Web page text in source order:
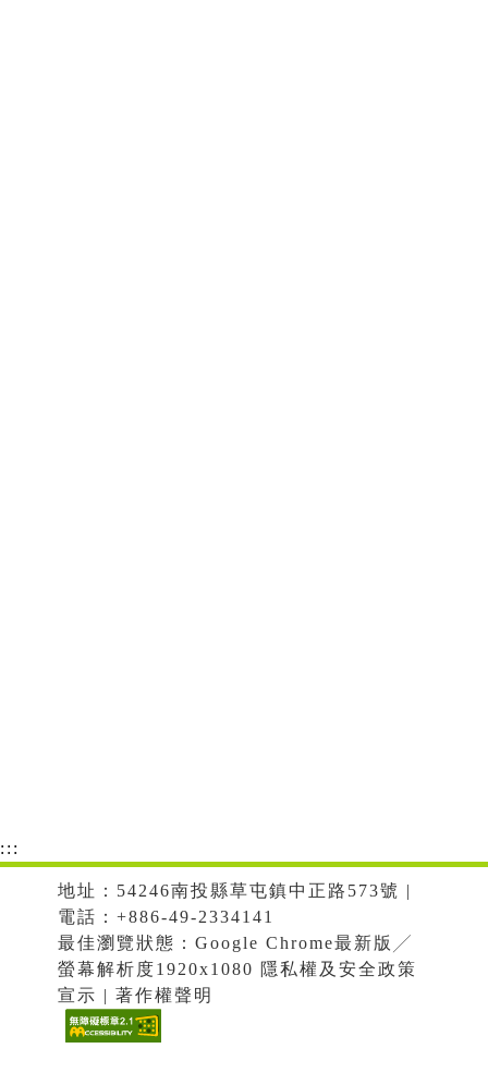
:::
地址：54246南投縣草屯鎮中正路573號 |
電話：+886-49-2334141
最佳瀏覽狀態：Google Chrome最新版╱
螢幕解析度1920x1080 隱私權及安全政策
宣示 | 著作權聲明